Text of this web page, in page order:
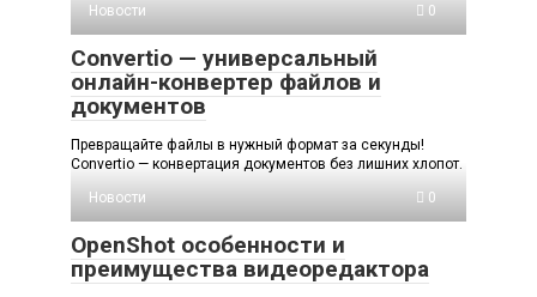
Новости
0
Convertio — универсальный
онлайн-конвертер файлов и
документов
Превращайте файлы в нужный формат за секунды!
Convertio — конвертация документов без лишних хлопот.
Новости
0
OpenShot особенности и
преимущества видеоредактора